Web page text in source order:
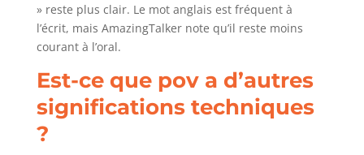
» reste plus clair. Le mot anglais est fréquent à
l’écrit, mais AmazingTalker note qu’il reste moins
courant à l’oral.
Est-ce que pov a d’autres
significations techniques
?